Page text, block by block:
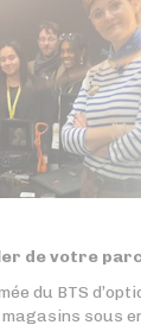
de votre
du BTS
sous